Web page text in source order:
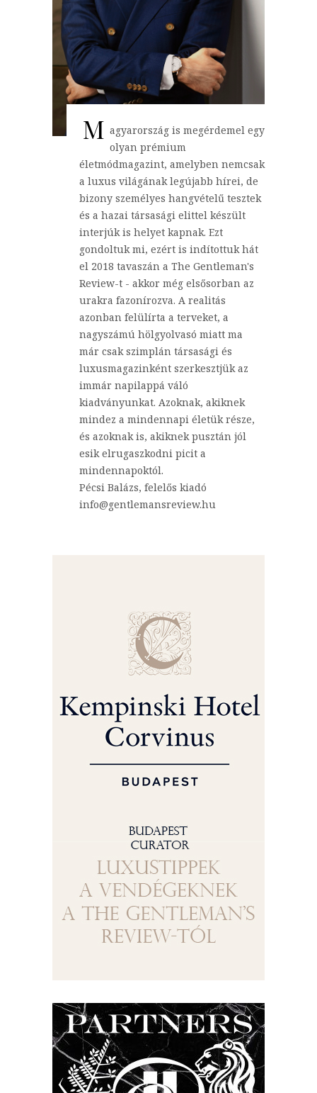
M agyarország is megérdemel egy
olyan prémium
életmódmagazint, amelyben nemcsak
a luxus világának legújabb hírei, de
bizony személyes hangvételű tesztek
és a hazai társasági elittel készült
interjúk is helyet kapnak. Ezt
gondoltuk mi, ezért is indítottuk hát
el 2018 tavaszán a The Gentleman's
Review-t - akkor még elsősorban az
urakra fazonírozva. A realitás
azonban felülírta a terveket, a
nagyszámú hölgyolvasó miatt ma
már csak szimplán társasági és
luxusmagazinként szerkesztjük az
immár napilappá váló
kiadványunkat. Azoknak, akiknek
mindez a mindennapi életük része,
és azoknak is, akiknek pusztán jól
esik elrugaszkodni picit a
mindennapoktól.
Pécsi Balázs, felelős kiadó
info@gentlemansreview.hu